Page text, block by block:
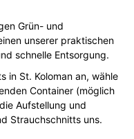
Grün- und
unserer praktischen
schnelle Entsorgung.
in St. Koloman an, wähle
Container (möglich
Aufstellung und
Strauchschnitts uns.